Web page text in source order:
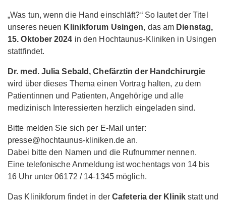
„Was tun, wenn die Hand einschläft?“ So lautet der Titel
unseres neuen Klinikforum Usingen, das am Dienstag,
15. Oktober 2024 in den Hochtaunus-Kliniken in Usingen
stattfindet.
Dr. med. Julia Sebald, Chefärztin der Handchirurgie
wird über dieses Thema einen Vortrag halten, zu dem
Patientinnen und Patienten, Angehörige und alle
medizinisch Interessierten herzlich eingeladen sind.
Bitte melden Sie sich per E-Mail unter:
presse@hochtaunus-kliniken.de an.
Dabei bitte den Namen und die Rufnummer nennen.
Eine telefonische Anmeldung ist wochentags von 14 bis
16 Uhr unter 06172 / 14-1345 möglich.
Das Klinikforum findet in der Cafeteria der Klinik statt und